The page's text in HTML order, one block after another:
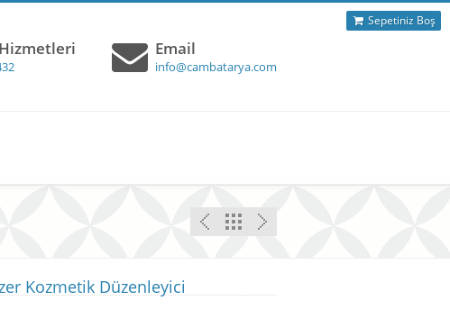
Sepetiniz Boş
Email
info@cambatarya.com
Kozmetik Düzenleyici